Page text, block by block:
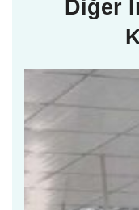
Diğer